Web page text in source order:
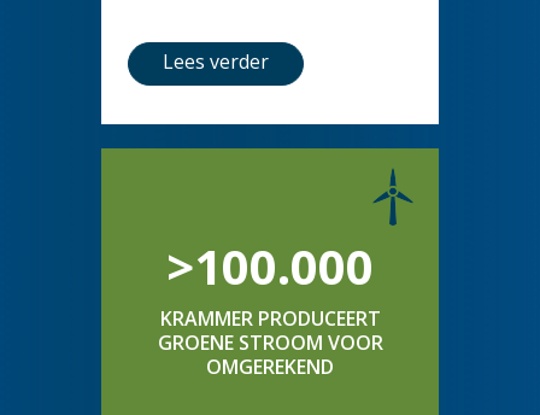
Lees verder
>100.000
KRAMMER PRODUCEERT
GROENE STROOM VOOR
OMGEREKEND